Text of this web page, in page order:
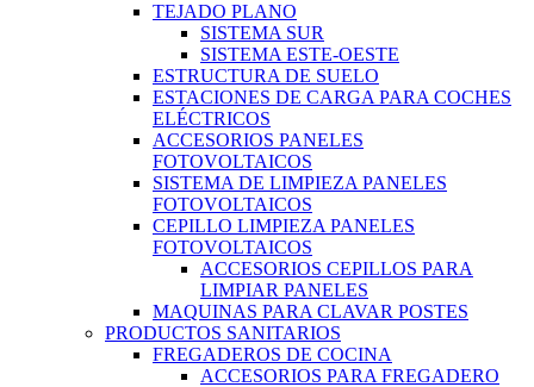
TEJADO PLANO
SISTEMA SUR
SISTEMA ESTE-OESTE
ESTRUCTURA DE SUELO
ESTACIONES DE CARGA PARA COCHES
ELÉCTRICOS
ACCESORIOS PANELES
FOTOVOLTAICOS
SISTEMA DE LIMPIEZA PANELES
FOTOVOLTAICOS
CEPILLO LIMPIEZA PANELES
FOTOVOLTAICOS
ACCESORIOS CEPILLOS PARA
LIMPIAR PANELES
MAQUINAS PARA CLAVAR POSTES
PRODUCTOS SANITARIOS
FREGADEROS DE COCINA
ACCESORIOS PARA FREGADERO